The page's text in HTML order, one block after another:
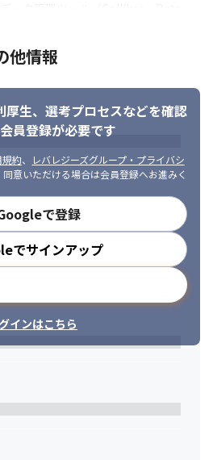
ロジェクトやデータカルチャー醸成
を設計し、アウトカム検証までや
、データに基づく意思決定を促進で
積極的に学び、組織へ共有できる探
、シンプルで再現性の高いソリュー
ながらも高速に PDCA を回せる方
他情報
生、 選考プロセスなどを確認
員登録が必要です
規約、
レバレジーズグループ・プライバシ
意いただける場合は会員登録へお進みく
で登録
でサインアップ
インはこちら